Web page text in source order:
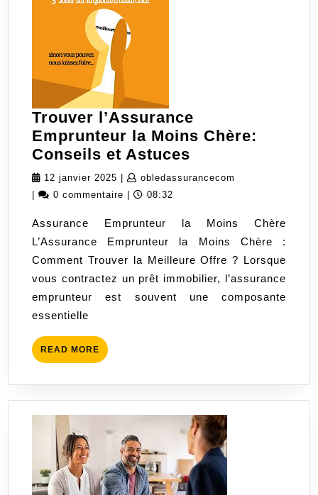
Trouver l’Assurance
Emprunteur la Moins Chère:
Conseils et Astuces
l’Assurance
Moins
Chère:
Conseils
et
Astuces
12 janvier 2025 12
janvier
obledassurancecom
0 commentaire 08:32
Assurance Emprunteur la Moins Chère
L’Assurance Emprunteur la Moins Chère :
Comment Trouver la Meilleure Offre ? Lorsque
vous contractez un prêt immobilier, l’assurance
emprunteur est souvent une composante
essentielle
READ MORE READ
MORE